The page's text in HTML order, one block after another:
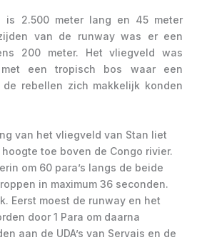
is 2.500 meter lang en 45 meter
van de runway was er een
200 meter. Het vliegveld was
een tropisch bos waar een
rebellen zich makkelijk konden
van het vliegveld van Stan liet
toe boven de Congo rivier.
om 60 para’s langs de beide
in maximum 36 seconden.
Eerst moest de runway en het
door 1 Para om daarna
aan de UDA’s van Servais en de